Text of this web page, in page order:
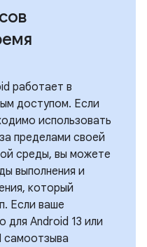
работает в
доступом. Если
использовать
пределами своей
среды, вы можете
выполнения и
который
Если ваше
для Android 13 или
самоотзыва